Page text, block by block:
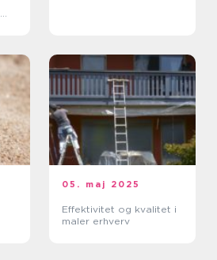
05. maj 2025
Effektivitet og kvalitet i
maler erhverv